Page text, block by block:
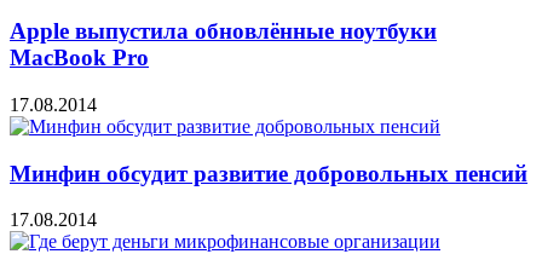
Apple выпустила обновлённые ноутбуки
MacBook Pro
17.08.2014
Минфин обсудит развитие добровольных пенсий
17.08.2014